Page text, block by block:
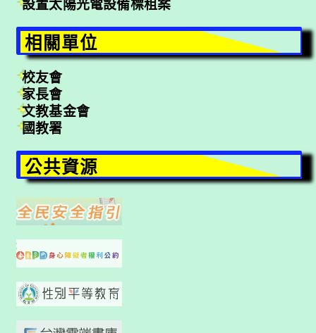
設置太陽光電設備標租案
相關單位
校友會
家長會
文教基金會
國教署
公共資源